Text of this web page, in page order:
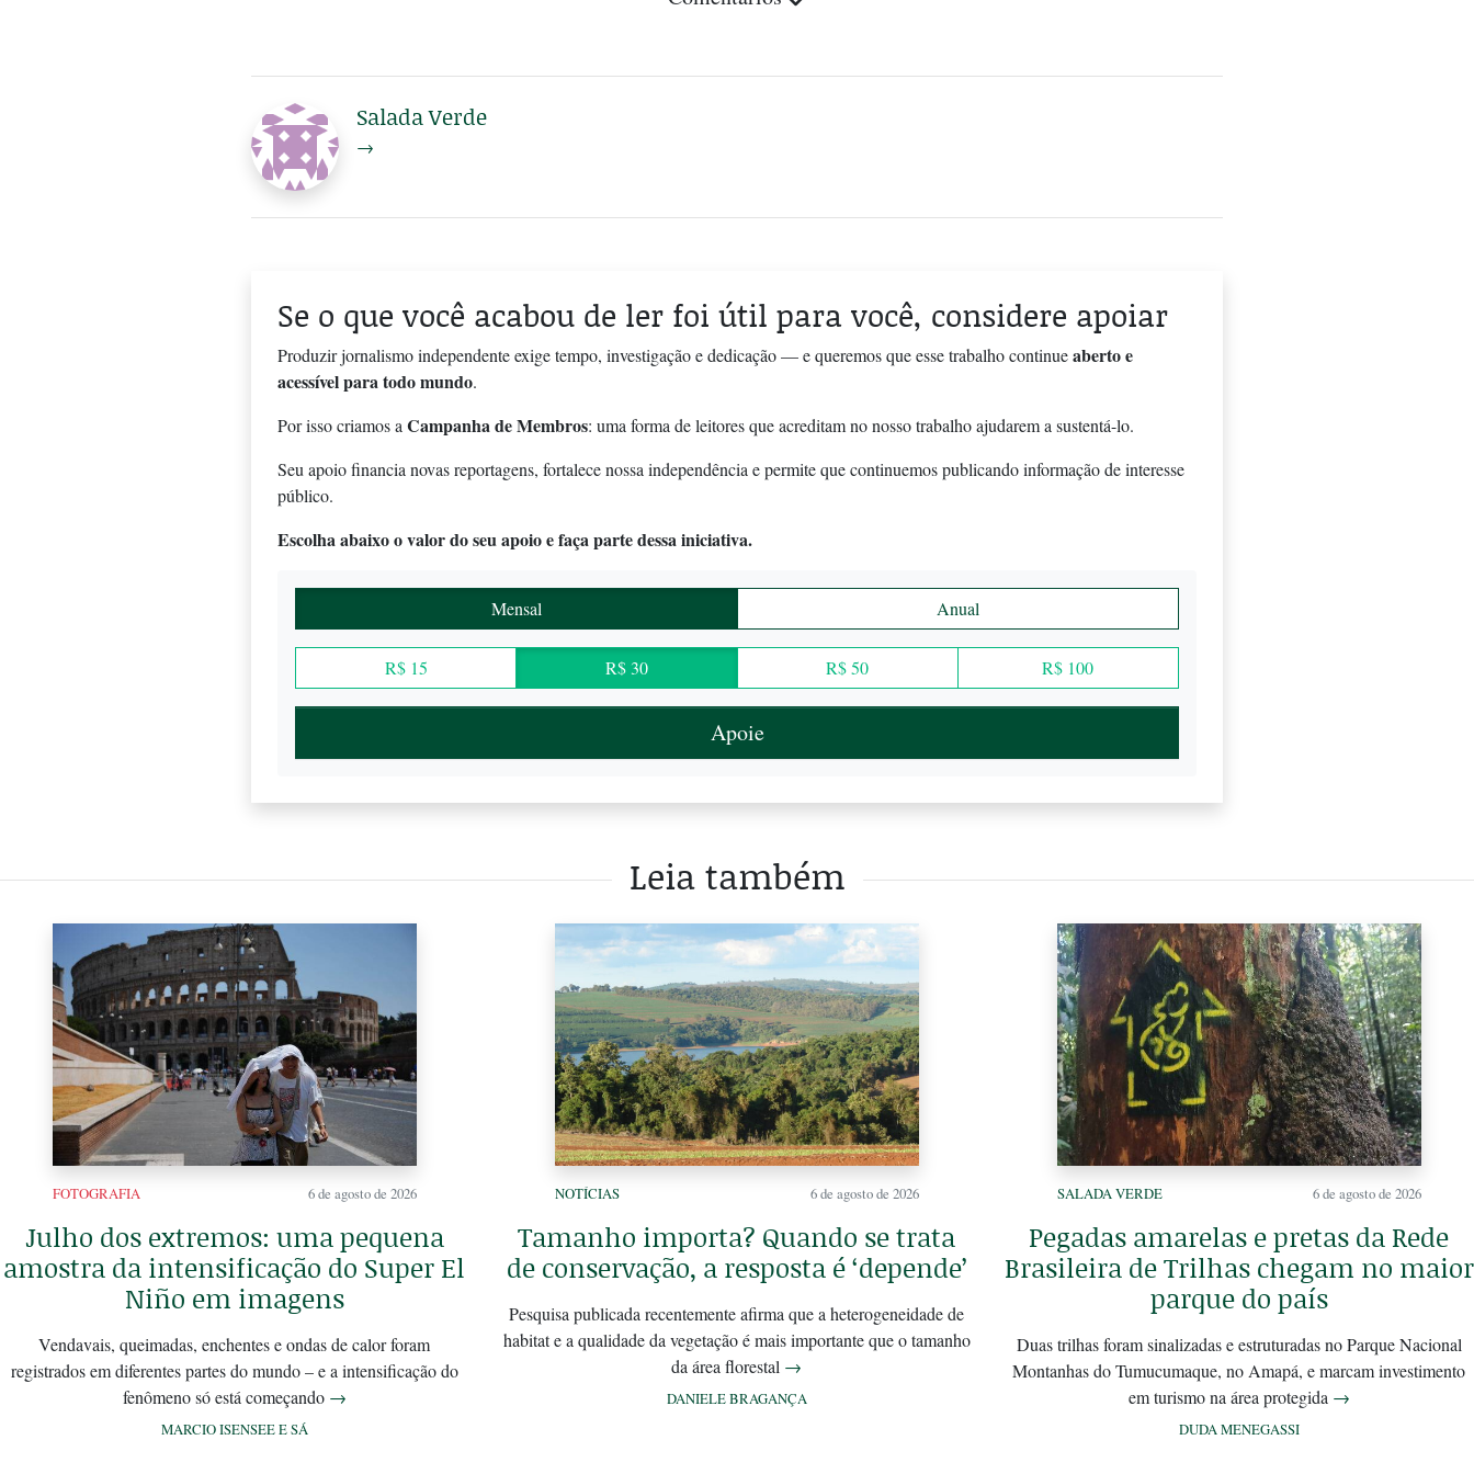
Salada Verde
→
Se o que você acabou de ler foi útil para você, considere apoiar
Produzir jornalismo independente exige tempo, investigação e dedicação — e queremos que esse trabalho continueaberto e
acessível para todo mundo.
Por isso criamos a Campanha de Membros: uma forma de leitores que acreditam no nosso trabalho ajudarem a sustentá-lo.
Seu apoio financia novas reportagens, fortalece nossa independência e permite que continuemos publicando informação de interesse
público.
Escolha abaixo o valor do seu apoio e faça parte dessa iniciativa.
Mensal Anual
R$ 15 R$ 30 R$ 50 R$ 100
Apoie
Leia também
FOTOGRAFIA 6 de agosto de 2026
Julho dos extremos: uma pequena
amostra da intensificação do Super El
Niño em imagens
Vendavais, queimadas, enchentes e ondas de calor foram
registrados em diferentes partes do mundo – e a intensificação do
fenômeno só está começando →
MARCIO ISENSEE E SÁ
NOTÍCIAS 6 de agosto de 2026
Tamanho importa? Quando se trata
de conservação, a resposta é ‘depende’
Pesquisa publicada recentemente afirma que a heterogeneidade de
habitat e a qualidade da vegetação é mais importante que o tamanho
da área florestal →
DANIELE BRAGANÇA
SALADA VERDE 6 de agosto de 2026
Pegadas amarelas e pretas da Rede
Brasileira de Trilhas chegam no maior
parque do país
Duas trilhas foram sinalizadas e estruturadas no Parque Nacional
Montanhas do Tumucumaque, no Amapá, e marcam investimento
em turismo na área protegida →
DUDA MENEGASSI